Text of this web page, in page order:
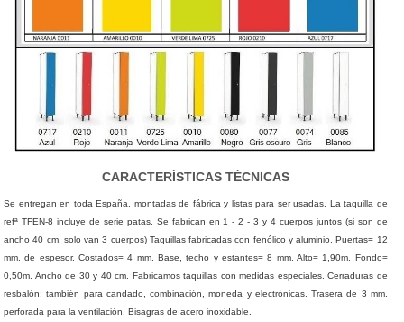
CARACTERÍSTICAS TÉCNICAS
Se entregan en toda España, montadas de fábrica y listas para ser usadas. La taquilla de
refª TFEN-8 incluye de serie patas. Se fabrican en 1 - 2 - 3 y 4 cuerpos juntos (si son de
ancho 40 cm. solo van 3 cuerpos) Taquillas fabricadas con fenólico y aluminio. Puertas= 12
mm. de espesor. Costados= 4 mm. Base, techo y estantes= 8 mm. Alto= 1,90m. Fondo=
0,50m. Ancho de 30 y 40 cm. Fabricamos taquillas con medidas especiales. Cerraduras de
resbalón; también para candado, combinación, moneda y electrónicas. Trasera de 3 mm.
perforada para la ventilación. Bisagras de acero inoxidable.